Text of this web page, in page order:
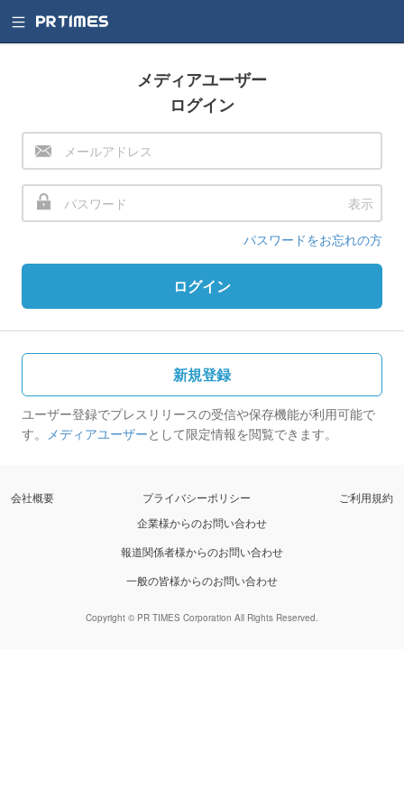
メディアユーザー
ログイン
表示
パスワードをお忘れの方
ログイン
新規登録
ユーザー登録でプレスリリースの受信や保存機能が利用可能で
す。 メディアユーザーとして限定情報を閲覧できます。
会社概要 プライバシーポリシー
ご利用規約
企業様からのお問い合わせ
報道関係者様からのお問い合わせ
一般の皆様からのお問い合わせ
Copyright © PR TIMES Corporation All Rights Reserved.